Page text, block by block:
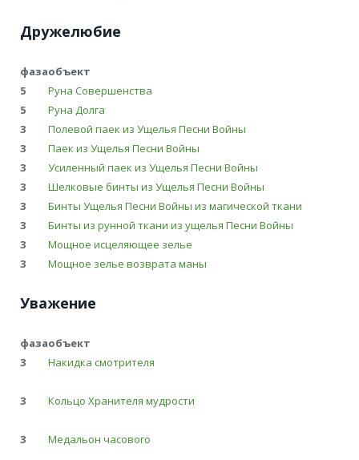
Дружелюбие
фазаобъект
5
Руна Совершенства
5
Руна Долга
3
Полевой паек из Ущелья Песни Войны
3
Паек из Ущелья Песни Войны
3
Усиленный паек из Ущелья Песни Войны
3
Шелковые бинты из Ущелья Песни Войны
3
Бинты Ущелья Песни Войны из магической ткани
3
Бинты из рунной ткани из ущелья Песни Войны
3
Мощное исцеляющее зелье
3
Мощное зелье возврата маны
Уважение
фазаобъект
3
Накидка смотрителя
3 Кольцо Хранителя мудрости
3 Медальон часового